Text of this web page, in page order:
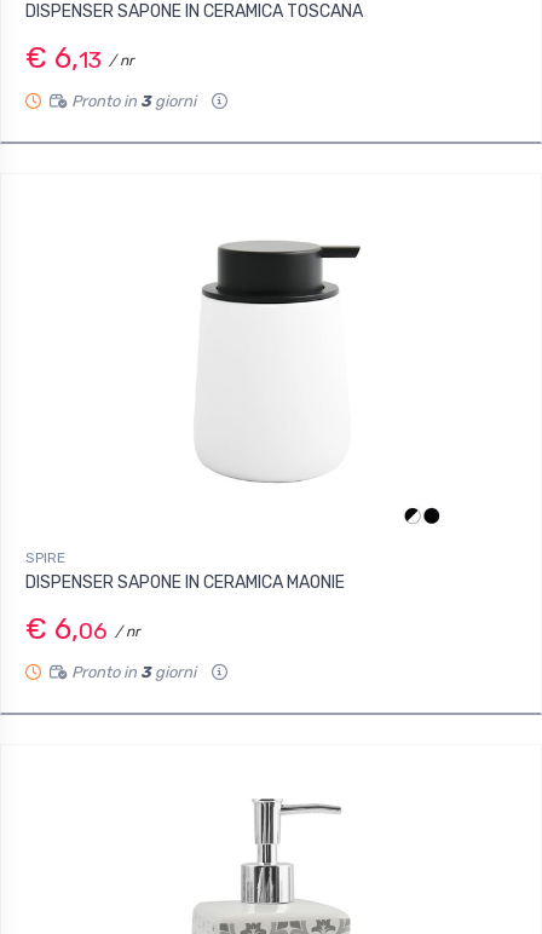
DISPENSER SAPONE IN CERAMICA TOSCANA
€ 6,13 / nr
Pronto in 3giorni
SPIRE
DISPENSER SAPONE IN CERAMICA MAONIE
€ 6,06 / nr
Pronto in 3giorni